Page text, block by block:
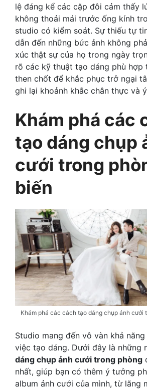
lệ đáng kể các cặp đôi cảm thấy
không thoải mái trước ống kính
studio có kiểm soát. Sự thiếu tự
dẫn đến những bức ảnh không
xúc thật sự của họ trong ngày
rõ các kỹ thuật tạo dáng phù hợp
then chốt để khắc phục trở ngại
ghi lại khoảnh khắc chân thực và
Khám phá các
tạo dáng chụp
cưới trong
biến
Khám phá các cách tạo dáng chụp ảnh cưới
Studio mang đến vô vàn khả
việc tạo dáng. Dưới đây là những
dáng chụp ảnh cưới trong phòng
nhất, giúp bạn có thêm ý tưởng
album ảnh cưới của mình, từ lãng